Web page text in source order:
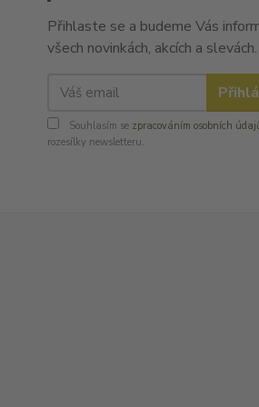
Přihlaste se a budeme Vás
všech novinkách, akcích a slevách.
Souhlasím se zpracováním osobních
rozesílky newsletteru.